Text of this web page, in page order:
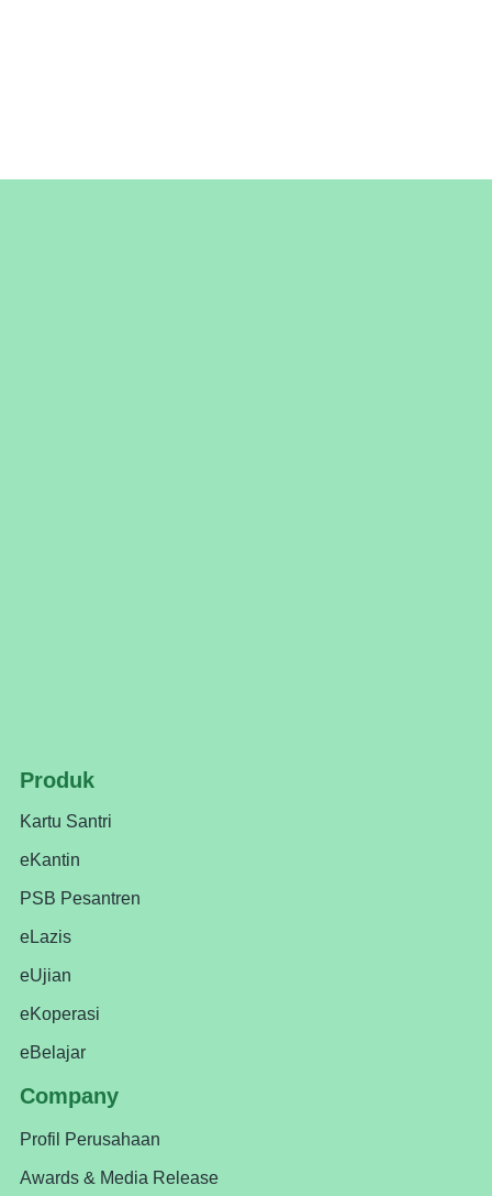
Produk
Kartu Santri
eKantin
PSB Pesantren
eLazis
eUjian
eKoperasi
eBelajar
Company
Profil Perusahaan
Awards & Media Release